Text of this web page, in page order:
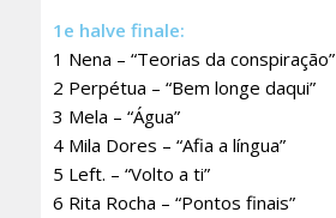
1e halve finale:
1 Nena – “Teorias da conspiração”
2 Perpétua – “Bem longe daqui”
3 Mela – “Água”
4 Mila Dores – “Afia a língua”
5 Left. – “Volto a ti”
6 Rita Rocha – “Pontos finais”